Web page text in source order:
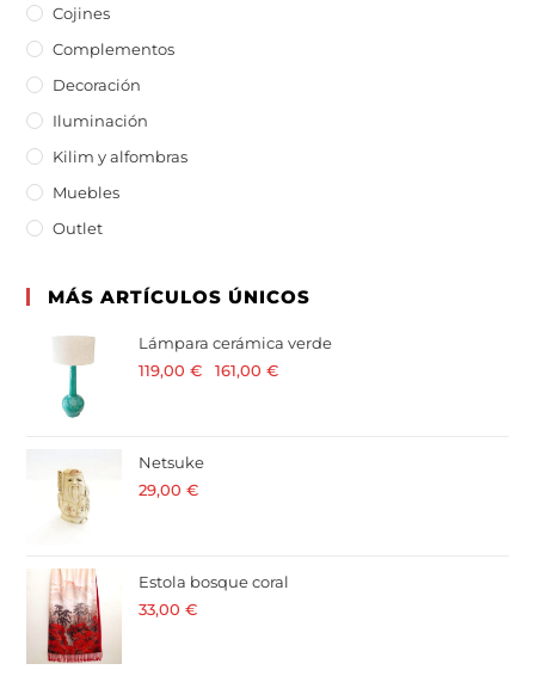
Cojines
Complementos
Decoración
Iluminación
Kilim y alfombras
Muebles
Outlet
MÁS ARTÍCULOS ÚNICOS
Lámpara cerámica verde
119,00€ 161,00€
Netsuke
29,00€
Estola bosque coral
33,00€